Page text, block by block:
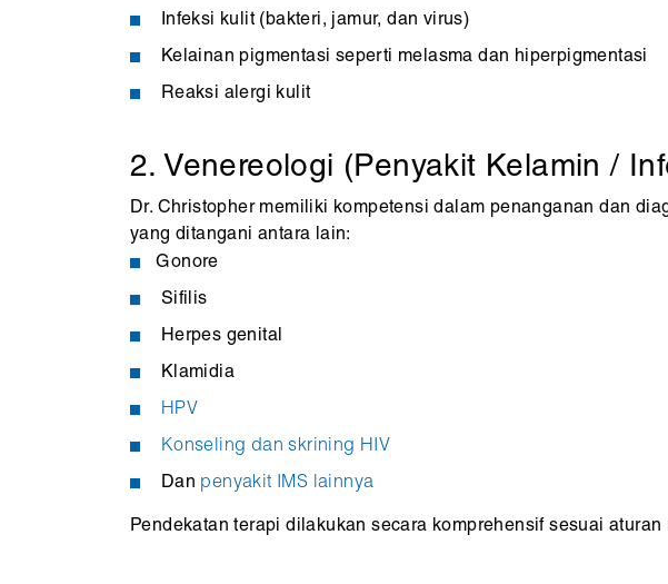
Infeksi kulit (bakteri, jamur, dan virus)
Kelainan pigmentasi seperti melasma dan hiperpigmentasi
Reaksi alergi kulit
2. Venereologi (Penyakit Kelamin /
Dr. Christopher memiliki kompetensi dalam penanganan dan
yang ditangani antara lain:
Gonore
Sifilis
Herpes genital
Klamidia
HPV
Konseling dan skrining HIV
Dan penyakit IMS lainnya
Pendekatan terapi dilakukan secara komprehensif sesuai